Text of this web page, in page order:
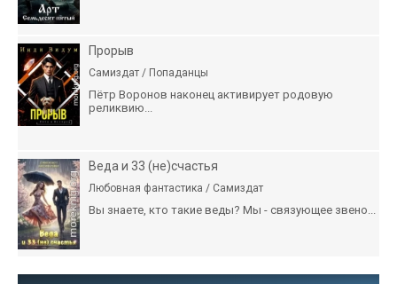
Прорыв
Самиздат / Попаданцы
Пётр Воронов наконец активирует родовую
реликвию...
Веда и 33 (не)счастья
Любовная фантастика / Самиздат
Вы знаете, кто такие веды? Мы - связующее звено...